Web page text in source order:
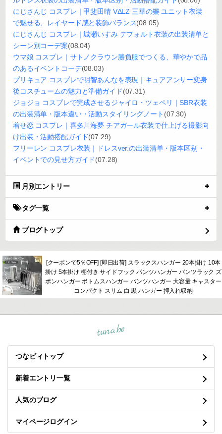
にじさんじ コスプレ｜甲斐田晴 VΔLZ 三華の樂 ユニット衣装
で魅せる、レイヤード感と装飾バランス(08.05)
にじさんじ コスプレ｜城瀬いすみ デフォルト衣装の出装清单と
シーン別コーデ案(08.04)
ウマ娘 コスプレ｜サトノクラウン勝負服でつくる、華やかで品
のあるイベントコーデ(08.03)
プリキュア コスプレで明智あんなを表現｜キュアアンサー変身
後コスチュームの魅力と準備ガイド(07.31)
ジョジョ コスプレで完成させるジャイロ・ツェペリ｜SBR衣装
の出装清单・版本違い・活動スタイリングノート (07.30)
着せ恋 コスプレ｜喜多川海夢 チアガール衣装で仕上げる撮影向
け出装・活動搭配ガイド(07.29)
フリーレン コスプレ衣装｜ドレスver.の出装清单・版本区别・
イベントでの見せ方ガイド(07.28)
月別エントリー
タグ一覧
ブログトップ
[クーポンで5％OFF] [即日出荷] スラックスハンガー 20本掛け 10本
掛け 5本掛け 棚付き サイドフック パンツハンガー パンツラック ズ
ボンハンガー ボトムスハンガー パンツハンガー 大容量 キャスター
コンパクト スリム 白 黒 ハンガー 押入れ収納
tuna.be
つなビィトップ
新着エントリ一覧
人気のブログ
マイページログイン